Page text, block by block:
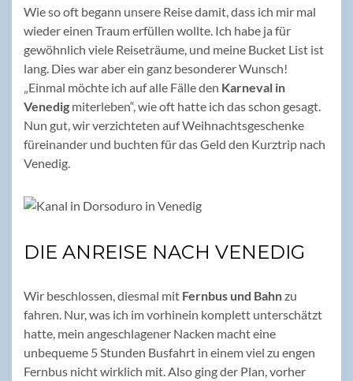
Wie so oft begann unsere Reise damit, dass ich mir mal
wieder einen Traum erfüllen wollte. Ich habe ja für
gewöhnlich viele Reiseträume, und meine Bucket List ist
lang. Dies war aber ein ganz besonderer Wunsch!
„Einmal möchte ich auf alle Fälle den Karneval in
Venedig miterleben“, wie oft hatte ich das schon gesagt.
Nun gut, wir verzichteten auf Weihnachtsgeschenke
füreinander und buchten für das Geld den Kurztrip nach
Venedig.
DIE ANREISE NACH VENEDIG
Wir beschlossen, diesmal mit Fernbus und Bahnzu
fahren. Nur, was ich im vorhinein komplett unterschätzt
hatte, mein angeschlagener Nacken macht eine
unbequeme 5 Stunden Busfahrt in einem viel zu engen
Fernbus nicht wirklich mit. Also ging der Plan, vorher